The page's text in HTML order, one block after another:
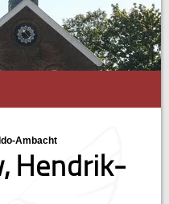
Ambacht
Hendrik-